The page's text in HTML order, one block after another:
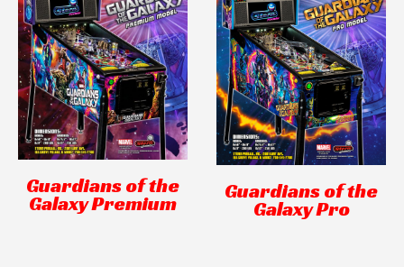
Guardians of the
Galaxy Premium
Guardians of the
Galaxy Pro